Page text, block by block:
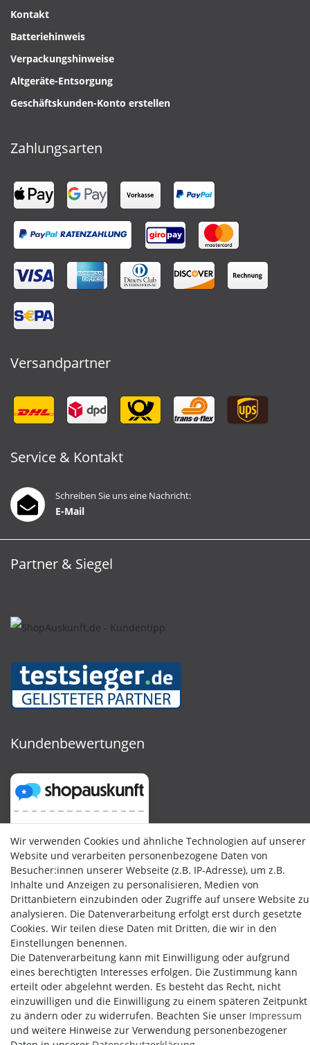
Kontakt
Batteriehinweis
Verpackungshinweise
Altgeräte-Entsorgung
Geschäftskunden-Konto erstellen
Zahlungsarten
Versandpartner
Service & Kontakt
Schreiben Sie uns eine Nachricht:
E-Mail
Partner & Siegel
Kundenbewertungen
Copyright by Media-Reich GmbH
Wir verwenden Cookies und ähnliche Technologien auf unserer
Website und verarbeiten personenbezogene Daten von
Besucher:innen unserer Webseite (z.B. IP-Adresse), um z.B.
Inhalte und Anzeigen zu personalisieren, Medien von
Drittanbietern einzubinden oder Zugriffe auf unsere Website zu
analysieren. Die Datenverarbeitung erfolgt erst durch gesetzte
Cookies. Wir teilen diese Daten mit Dritten, die wir in den
Einstellungen benennen.
Die Datenverarbeitung kann mit Einwilligung oder aufgrund
eines berechtigten Interesses erfolgen. Die Zustimmung kann
erteilt oder abgelehnt werden. Es besteht das Recht, nicht
einzuwilligen und die Einwilligung zu einem späteren Zeitpunkt
zu ändern oder zu widerrufen. Beachten Sie unser Impressum
und weitere Hinweise zur Verwendung personenbezogener